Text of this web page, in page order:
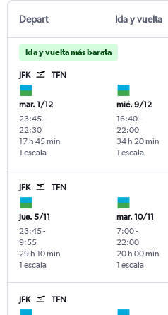
Depart Ida y vuelta
Ida y vuelta más barata
JFK TFN
mar. 1/12
23:45-
22:30
1 escala
17 h 45 min
mié. 9/12
16:40-
22:00
1 escala
34 h 20 min
JFK TFN
jue. 5/11
23:45-
9:55
1 escala
29 h 10 min
mar. 10/11
7:00-
22:00
1 escala
20 h 00 min
JFK TFN